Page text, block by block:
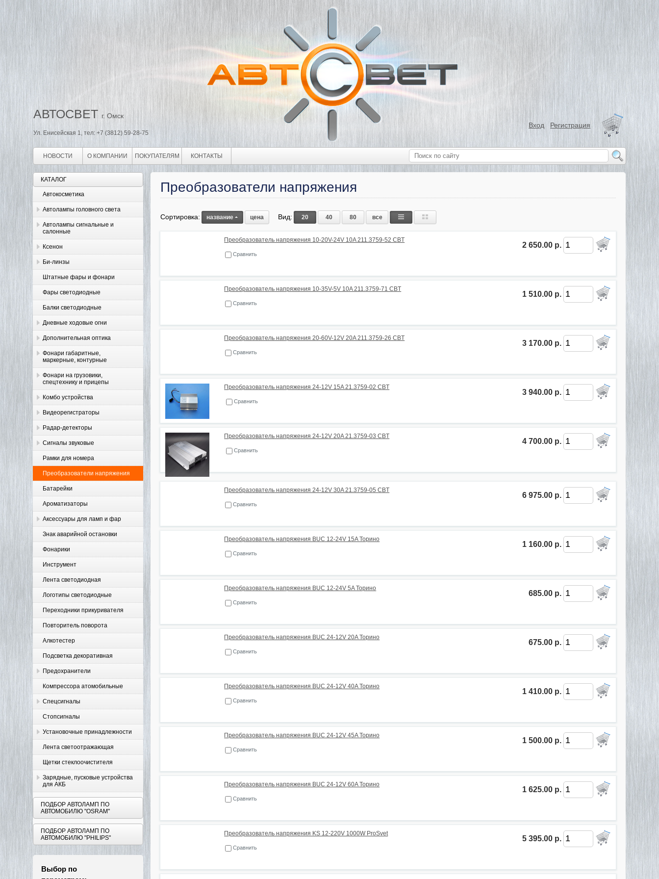
АВТОСВЕТ г. Омск
Ул. Енисейская 1, тел: +7 (3812) 59-28-75
Вход Регистрация
НОВОСТИ О КОМПАНИИ ПОКУПАТЕЛЯМ КОНТАКТЫ
КАТАЛОГ
Автокосметика
Автолампы головного света
Автолампы сигнальные и
салонные
Ксенон
Би-линзы
Штатные фары и фонари
Фары светодиодные
Балки светодиодные
Дневные ходовые огни
Дополнительная оптика
Фонари габаритные,
маркерные, контурные
Фонари на грузовики,
спецтехнику и прицепы
Комбо устройства
Видеорегистраторы
Радар-детекторы
Сигналы звуковые
Рамки для номера
Преобразователи напряжения
Батарейки
Ароматизаторы
Аксессуары для ламп и фар
Знак аварийной остановки
Фонарики
Инструмент
Лента светодиодная
Логотипы светодиодные
Переходники прикуривателя
Повторитель поворота
Алкотестер
Подсветка декоративная
Предохранители
Компрессора атомобильные
Спецсигналы
Стопсигналы
Установочные принадлежности
Лента светоотражающая
Щетки стеклоочистителя
Зарядные, пусковые устройства
для АКБ
ПОДБОР АВТОЛАМП ПО
АВТОМОБИЛЮ "OSRAM"
ПОДБОР АВТОЛАМП ПО
АВТОМОБИЛЮ "PHILIPS"
Выбор по
Преобразователи напряжения
Сортировка: название цена Вид: 20 40 80 все
2 650.00 р.
Преобразователь напряжения 10-20V-24V 10A 211.3759-52 CBT
Сравнить
1 510.00 р.
Преобразователь напряжения 10-35V-5V 10A 211.3759-71 CBT
Сравнить
3 170.00 р.
Преобразователь напряжения 20-60V-12V 20A 211.3759-26 CBT
Сравнить
3 940.00 р.
Преобразователь напряжения 24-12V 15A 21.3759-02 CBT
Сравнить
4 700.00 р.
Преобразователь напряжения 24-12V 20A 21.3759-03 CBT
Сравнить
6 975.00 р.
Преобразователь напряжения 24-12V 30A 21.3759-05 CBT
Сравнить
1 160.00 р.
Преобразователь напряжения BUC 12-24V 15A Торино
Сравнить
685.00 р.
Преобразователь напряжения BUC 12-24V 5A Торино
Сравнить
675.00 р.
Преобразователь напряжения BUC 24-12V 20A Торино
Сравнить
1 410.00 р.
Преобразователь напряжения BUC 24-12V 40A Торино
Сравнить
1 500.00 р.
Преобразователь напряжения BUC 24-12V 45A Торино
Сравнить
1 625.00 р.
Преобразователь напряжения BUC 24-12V 60A Торино
Сравнить
5 395.00 р.
Преобразователь напряжения KS 12-220V 1000W ProSvet
Сравнить